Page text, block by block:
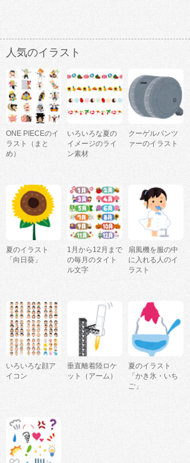
人気のイラスト
ONE PIECEのイ
ラスト（まと
め）
いろいろな夏の
イメージのライ
ン素材
クーゲルパンツ
ァーのイラスト
夏のイラスト
「向日葵」
1月から12月まで
の毎月のタイト
ル文字
扇風機を服の中
に入れる人のイ
ラスト
いろいろな顔ア
イコン
垂直離着陸ロケ
ット（アーム）
夏のイラスト
「かき氷・いち
ご」